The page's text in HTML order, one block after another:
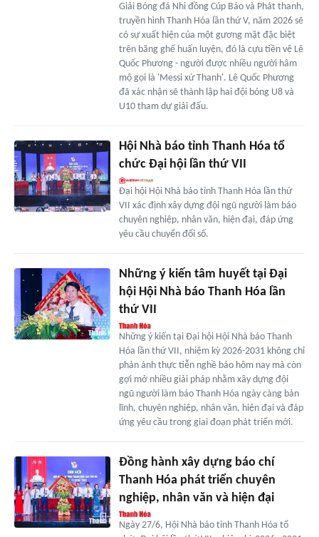
Giải Bóng đá Nhi đồng Cúp Báo và Phát thanh,
truyền hình Thanh Hóa lần thứ V, năm 2026 sẽ
có sự xuất hiện của một gương mặt đặc biệt
trên băng ghế huấn luyện, đó là cựu tiền vệ Lê
Quốc Phương - người được nhiều người hâm
mộ gọi là 'Messi xứ Thanh'. Lê Quốc Phương
đã xác nhận sẽ thành lập hai đội bóng U8 và
U10 tham dự giải đấu.
Hội Nhà báo tỉnh Thanh Hóa tổ
chức Đại hội lần thứ VII
Đại hội Hội Nhà báo tỉnh Thanh Hóa lần thứ
VII xác định xây dựng đội ngũ người làm báo
chuyên nghiệp, nhân văn, hiện đại, đáp ứng
yêu cầu chuyển đổi số.
Những ý kiến tâm huyết tại Đại
hội Hội Nhà báo Thanh Hóa lần
thứ VII
Những ý kiến tại Đại hội Hội Nhà báo Thanh
Hóa lần thứ VII, nhiệm kỳ 2026-2031 không chỉ
phản ánh thực tiễn nghề báo hôm nay mà còn
gợi mở nhiều giải pháp nhằm xây dựng đội
ngũ người làm báo Thanh Hóa ngày càng bản
lĩnh, chuyên nghiệp, nhân văn, hiện đại và đáp
ứng yêu cầu trong giai đoạn phát triển mới.
Đồng hành xây dựng báo chí
Thanh Hóa phát triển chuyên
nghiệp, nhân văn và hiện đại
Ngày 27/6, Hội Nhà báo tỉnh Thanh Hóa tổ